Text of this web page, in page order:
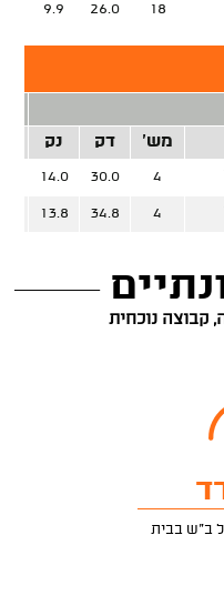
18
26.0
9.9
מש' דק נק
4
30.0
14.0
4
34.8
13.8